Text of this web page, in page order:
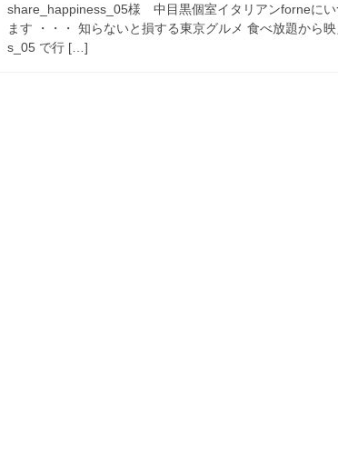
share_happiness_05様 中目黒個室イタリアンforneに
ます ・・・ 知らないと損する東京グルメ︎ 食べ放題から
s_05 で行 […]